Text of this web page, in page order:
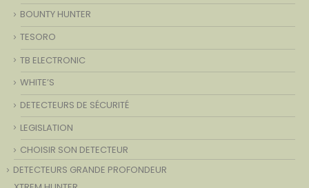
BOUNTY HUNTER
TESORO
TB ELECTRONIC
WHITE’S
DETECTEURS DE SÉCURITÉ
LEGISLATION
CHOISIR SON DETECTEUR
DETECTEURS GRANDE PROFONDEUR